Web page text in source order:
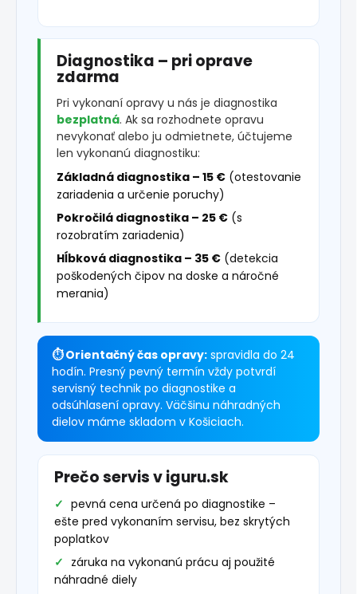
Diagnostika – pri oprave
zdarma
Pri vykonaní opravy u nás je diagnostika
bezplatná. Ak sa rozhodnete opravu
nevykonať alebo ju odmietnete, účtujeme
len vykonanú diagnostiku:
Základná diagnostika – 15 € (otestovanie
zariadenia a určenie poruchy)
Pokročilá diagnostika – 25 € (s
rozobratím zariadenia)
Hĺbková diagnostika – 35 € (detekcia
poškodených čipov na doske a náročné
merania)
⏱ Orientačný čas opravy: spravidla do 24
hodín. Presný pevný termín vždy potvrdí
servisný technik po diagnostike a
odsúhlasení opravy. Väčšinu náhradných
dielov máme skladom v Košiciach.
Prečo servis v iguru.sk
pevná cena určená po diagnostike –
ešte pred vykonaním servisu, bez skrytých
poplatkov
záruka na vykonanú prácu aj použité
náhradné diely